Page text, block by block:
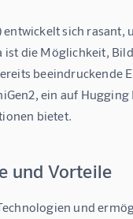
sich
ist die Möglichkeit,
ein auf
bietet.
und Vorteile
und